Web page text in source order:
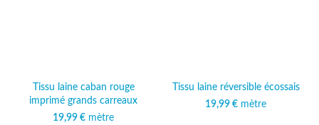
Tissu laine caban rouge
imprimé grands carreaux
19,99 € mètre
Tissu laine réversible écossais
19,99 € mètre